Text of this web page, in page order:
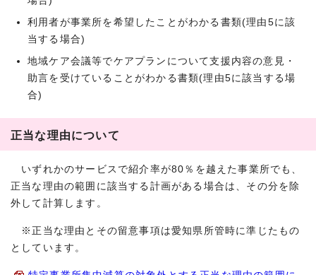
利用者が事業所を希望したことがわかる書類(理由5に該
当する場合)
地域ケア会議等でケアプランについて支援内容の意見・
助言を受けていることがわかる書類(理由5に該当する場
合)
正当な理由について
いずれかのサービスで紹介率が80％を越えた事業所でも、
正当な理由の範囲に該当する計画がある場合は、その分を除
外して計算します。
※正当な理由とその留意事項は愛知県所管時に準じたもの
としています。